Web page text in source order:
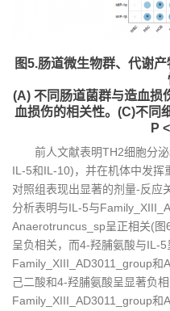
图5.肠道微生物群、代谢
(A) 不同肠道菌群与造血损
血损伤的相关性。(C)不同
P
前人文献表明TH2细胞分
IL-5和IL-10)，并在机体中发挥
对照组表现出显著的剂量-反应
分析表明与IL-5与
Anaerotruncus_sp呈正相关(
呈负相关，而4-羟脯氨酸与IL-5
Family_XIII_AD3011_group和
己二酸和4-羟脯氨酸呈显著负相
Family_XIII_AD3011_group和